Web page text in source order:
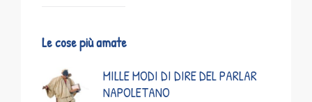
Le cose più amate
MILLE MODI DI DIRE DEL PARLAR
NAPOLETANO